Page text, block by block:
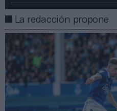
La redacción propone